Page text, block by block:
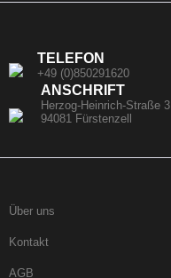
TELEFON
+49 (0)850291620
ANSCHRIFT
Herzog-Heinrich-Straße 3
94081 Fürstenzell
Über uns
Kontakt
AGB